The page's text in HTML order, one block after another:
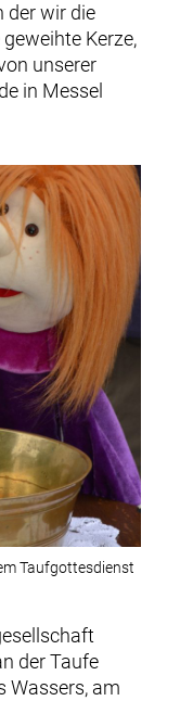
der wir die
Kerze,
unserer
in Messel
Taufgottesdienst
der Taufe
Wassers, am